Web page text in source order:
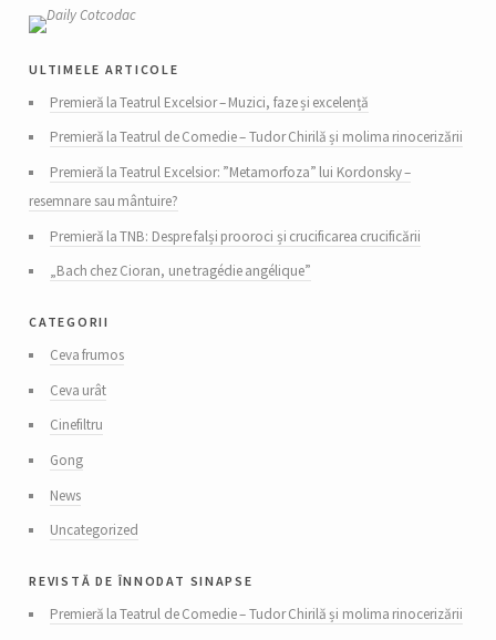
ultimele articole
Premieră la Teatrul Excelsior – Muzici, faze și excelență
Premieră la Teatrul de Comedie – Tudor Chirilă și molima rinocerizării
Premieră la Teatrul Excelsior: ”Metamorfoza” lui Kordonsky –
resemnare sau mântuire?
Premieră la TNB: Despre falși prooroci și crucificarea crucificării
„Bach chez Cioran, une tragédie angélique”
categorii
Ceva frumos
Ceva urât
Cinefiltru
Gong
News
Uncategorized
revistă de înnodat sinapse
Premieră la Teatrul de Comedie – Tudor Chirilă și molima rinocerizării